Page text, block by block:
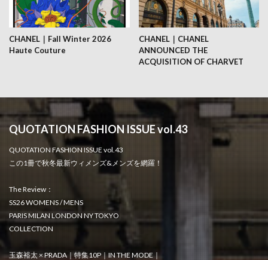
CHANEL｜Fall Winter 2026
Haute Couture
CHANEL｜CHANEL
ANNOUNCED THE
ACQUISITION OF CHARVET
QUOTATION FASHION ISSUE vol.43
QUOTATION FASHION ISSUE vol.43
この1冊で秋冬最新ウィメンズ&メンズを網羅！
The Review：
SS26 WOMENS / MENS
PARIS MILAN LONDON NY TOKYO
COLLECTION
玉森裕太 × PRADA｜特集10P｜IN THE MODE｜